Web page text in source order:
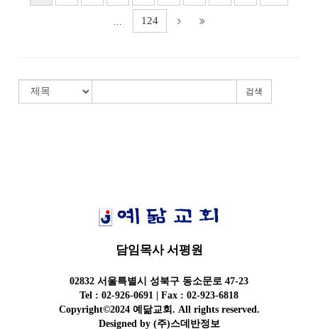
124
검색
담임목사 서평원
02832 서울특별시 성북구 동소문로 47-23
Tel : 02-926-0691 | Fax : 02-923-6818
Copyright©2024 예닮교회. All rights reserved.
Designed by (주)스데반정보